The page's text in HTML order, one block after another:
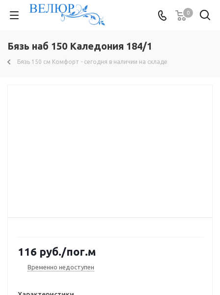
0
Бязь наб 150 Каледония 184/1
Бязь 150 см Комфорт - сегодня в наличии на складе
116 руб./пог.м
Временно недоступен